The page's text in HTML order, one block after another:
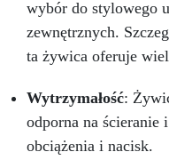
wybór do stylowego
zewnętrznych.
ta żywica oferuje
Wytrzymałość:
odporna na ścieranie
obciążenia i nacisk.